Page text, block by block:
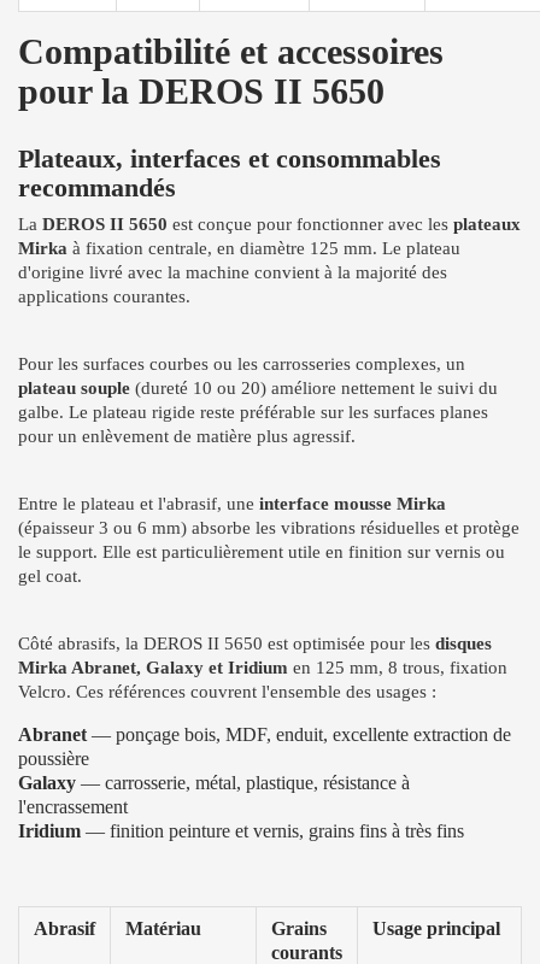
Compatibilité et accessoires
pour la DEROS II 5650
Plateaux, interfaces et consommables
recommandés
La DEROS II 5650 est conçue pour fonctionner avec les plateaux
Mirka à fixation centrale, en diamètre 125 mm. Le plateau
d'origine livré avec la machine convient à la majorité des
applications courantes.
Pour les surfaces courbes ou les carrosseries complexes, un
plateau souple (dureté 10 ou 20) améliore nettement le suivi du
galbe. Le plateau rigide reste préférable sur les surfaces planes
pour un enlèvement de matière plus agressif.
Entre le plateau et l'abrasif, une interface mousse Mirka
(épaisseur 3 ou 6 mm) absorbe les vibrations résiduelles et protège
le support. Elle est particulièrement utile en finition sur vernis ou
gel coat.
Côté abrasifs, la DEROS II 5650 est optimisée pour les disques
Mirka Abranet, Galaxy et Iridium en 125 mm, 8 trous, fixation
Velcro. Ces références couvrent l'ensemble des usages :
Abranet — ponçage bois, MDF, enduit, excellente extraction de
poussière
Galaxy — carrosserie, métal, plastique, résistance à
l'encrassement
Iridium — finition peinture et vernis, grains fins à très fins
Abrasif Matériau
Grains
courants
Usage principal